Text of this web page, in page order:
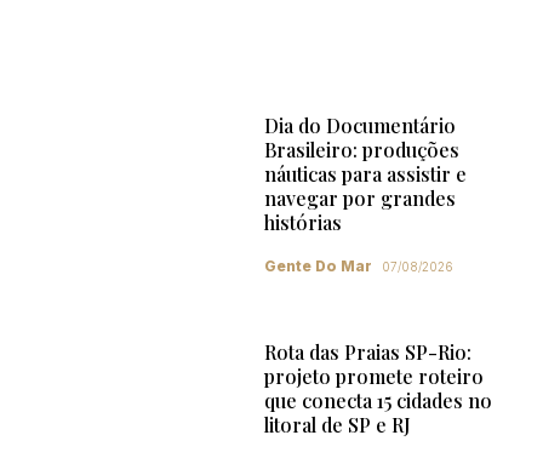
Dia do Documentário
Brasileiro: produções
náuticas para assistir e
navegar por grandes
histórias
Gente Do Mar 07/08/2026
Rota das Praias SP-Rio:
projeto promete roteiro
que conecta 15 cidades no
litoral de SP e RJ